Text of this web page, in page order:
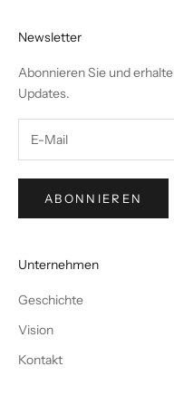
Newsletter
Abonnieren Sie und
Updates.
ABONNIEREN
Unternehmen
Geschichte
Vision
Kontakt